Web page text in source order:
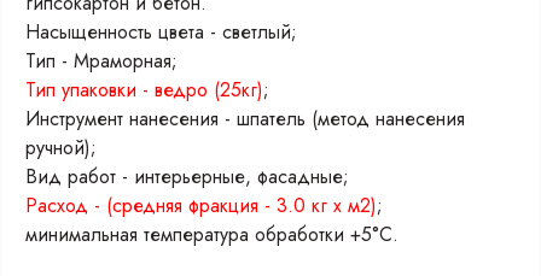
Насыщенность цвета - светлый;
Тип - Мраморная;
Тип упаковки - ведро (25кг);
Инструмент нанесения - шпатель (метод нанесения
ручной);
Вид работ - интерьерные, фасадные;
Расход - (средняя фракция - 3.0 кг х м2);
минимальная температура обработки +5°С.